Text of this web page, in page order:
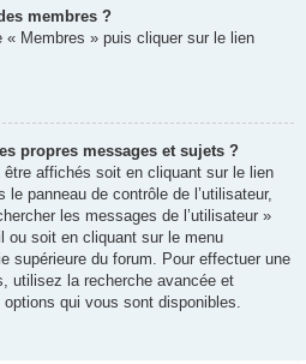
membres ?
« Membres » puis cliquer sur le lien
propres messages et sujets ?
affichés soit en cliquant sur le lien
panneau de contrôle de l’utilisateur,
les messages de l’utilisateur »
ou soit en cliquant sur le menu
supérieure du forum. Pour effectuer une
utilisez la recherche avancée et
qui vous sont disponibles.